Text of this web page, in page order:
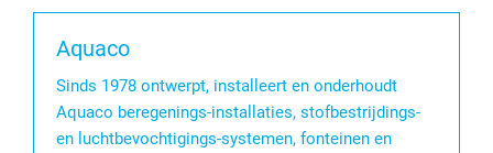
Aquaco
Sinds 1978 ontwerpt, installeert en onderhoudt
Aquaco beregenings-installaties, stofbestrijdings-
en luchtbevochtigings-systemen, fonteinen en